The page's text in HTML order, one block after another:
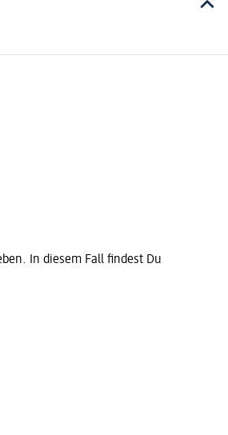
In diesem Fall findest Du